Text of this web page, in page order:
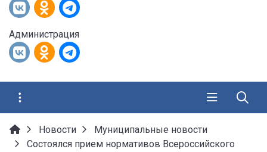
Администрация
Новости
Муниципальные новости
Состоялся прием нормативов Всероссийского